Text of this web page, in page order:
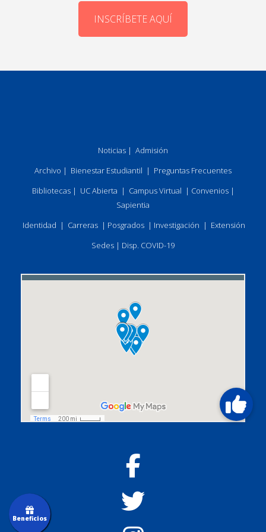
INSCRÍBETE AQUÍ
Noticias | Admisión
Archivo | Bienestar Estudiantil | Preguntas Frecuentes
Bibliotecas| UC Abierta | Campus Virtual | Convenios|
Sapientia
Identidad | Carreras | Posgrados | Investigación | Extensión
Sedes | Disp. COVID-19
Beneficios